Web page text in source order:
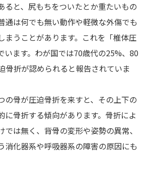
ると、尻もちをついたとか重たいもの
通は何でも無い動作や軽微な外傷でも
まうことがあります。これを「椎体圧
います。わが国では70歳代の25%、80
骨折が認められると報告されていま
の骨が圧迫骨折を来すと、その上下の
に骨折する傾向があります。骨折によ
では無く、背骨の変形や姿勢の異常、
消化器系や呼吸器系の障害の原因にも